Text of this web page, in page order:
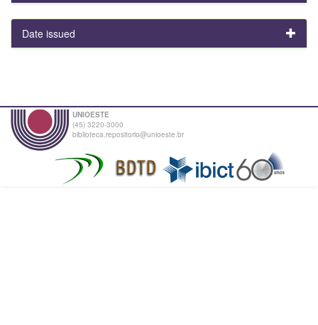
Date issued
UNIOESTE
(45) 3220-3000
biblioteca.repositorio@unioeste.br